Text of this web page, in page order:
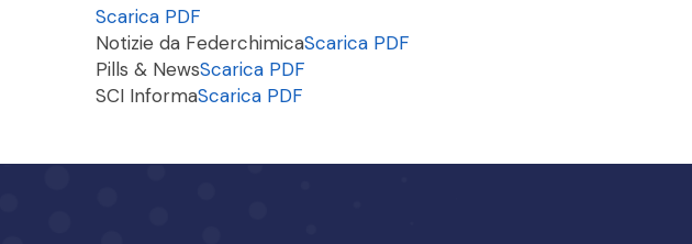
Scarica PDF
Notizie da FederchimicaScarica PDF
Pills & NewsScarica PDF
SCI InformaScarica PDF